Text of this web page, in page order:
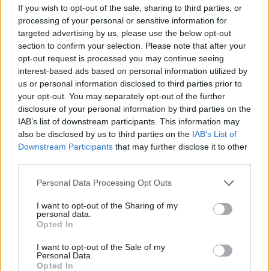
If you wish to opt-out of the sale, sharing to third parties, or
processing of your personal or sensitive information for
targeted advertising by us, please use the below opt-out
section to confirm your selection. Please note that after your
opt-out request is processed you may continue seeing
interest-based ads based on personal information utilized by
us or personal information disclosed to third parties prior to
your opt-out. You may separately opt-out of the further
disclosure of your personal information by third parties on the
IAB’s list of downstream participants. This information may
also be disclosed by us to third parties on the IAB’s List of
Downstream Participants that may further disclose it to other
Personal Data Processing Opt Outs
I want to opt-out of the Sharing of my
personal data.
Opted In
I want to opt-out of the Sale of my
Personal Data.
Opted In
Γάλλο Ζορντάν Μπαρντελά, η προσπάθειά του να
ανατρέψει την ομάδα της φον ντερ Λάιεν φαίνεται εκ
των προτέρων καταδικασμένη. Ακόμη και η πολιτική
ομάδα στην οποία ανήκει, το ECR, έχει πάρει
αποστάσεις, καθώς σε αυτήν μετέχουν και οι Ιταλοί
ευρωβουλευτές του κόμματος της Τζόρτζια Μελόνι
που εμφανίζονται πιο διαλλακτικοί απέναντι στην
φον ντερ Λάιεν.